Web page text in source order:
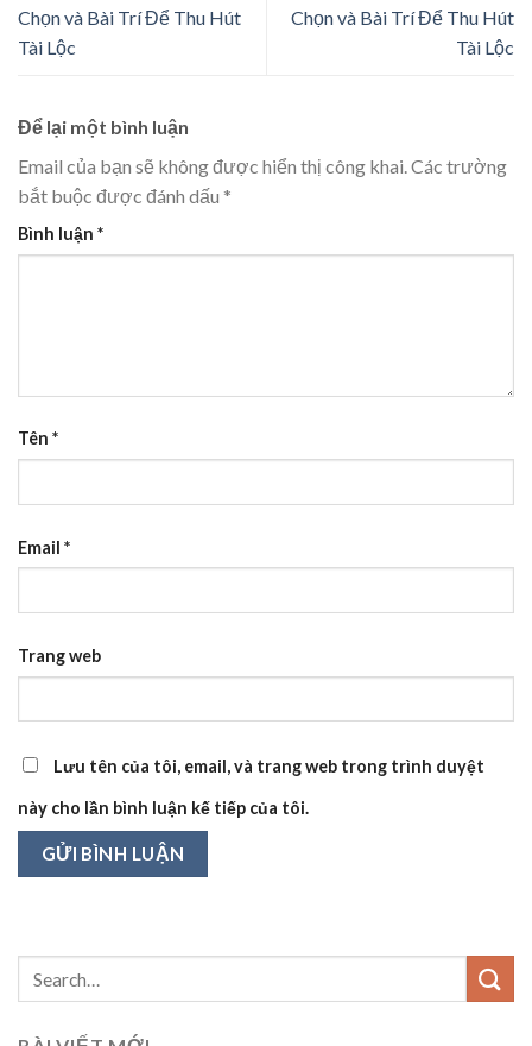
Chọn và Bài Trí Để Thu Hút
Tài Lộc
Chọn và Bài Trí Để Thu Hút
Tài Lộc
Để lại một bình luận
Email của bạn sẽ không được hiển thị công khai.Các trường
bắt buộc được đánh dấu *
Bình luận *
Tên *
Email *
Trang web
Lưu tên của tôi, email, và trang web trong trình duyệt
này cho lần bình luận kế tiếp của tôi.